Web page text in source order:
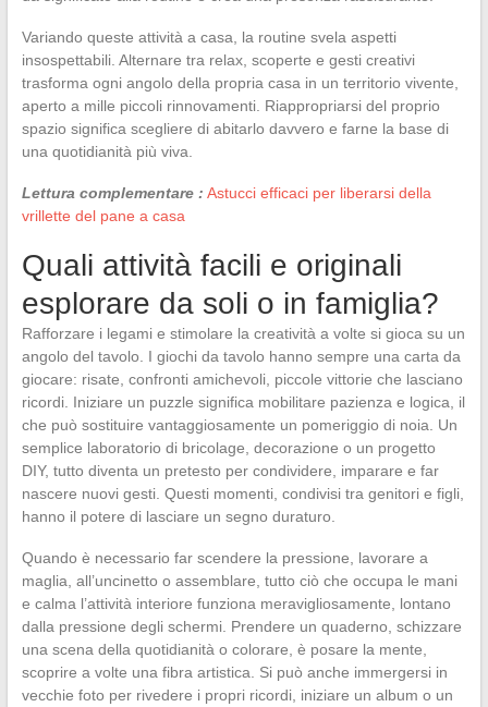
Variando queste attività a casa, la routine svela aspetti
insospettabili. Alternare tra relax, scoperte e gesti creativi
trasforma ogni angolo della propria casa in un territorio vivente,
aperto a mille piccoli rinnovamenti. Riappropriarsi del proprio
spazio significa scegliere di abitarlo davvero e farne la base di
una quotidianità più viva.
Lettura complementare : Astucci efficaci per liberarsi della
vrillette del pane a casa
Quali attività facili e originali
esplorare da soli o in famiglia?
Rafforzare i legami e stimolare la creatività a volte si gioca su un
angolo del tavolo. I giochi da tavolo hanno sempre una carta da
giocare: risate, confronti amichevoli, piccole vittorie che lasciano
ricordi. Iniziare un puzzle significa mobilitare pazienza e logica, il
che può sostituire vantaggiosamente un pomeriggio di noia. Un
semplice laboratorio di bricolage, decorazione o un progetto
DIY, tutto diventa un pretesto per condividere, imparare e far
nascere nuovi gesti. Questi momenti, condivisi tra genitori e figli,
hanno il potere di lasciare un segno duraturo.
Quando è necessario far scendere la pressione, lavorare a
maglia, all’uncinetto o assemblare, tutto ciò che occupa le mani
e calma l’attività interiore funziona meravigliosamente, lontano
dalla pressione degli schermi. Prendere un quaderno, schizzare
una scena della quotidianità o colorare, è posare la mente,
scoprire a volte una fibra artistica. Si può anche immergersi in
vecchie foto per rivedere i propri ricordi, iniziare un album o un